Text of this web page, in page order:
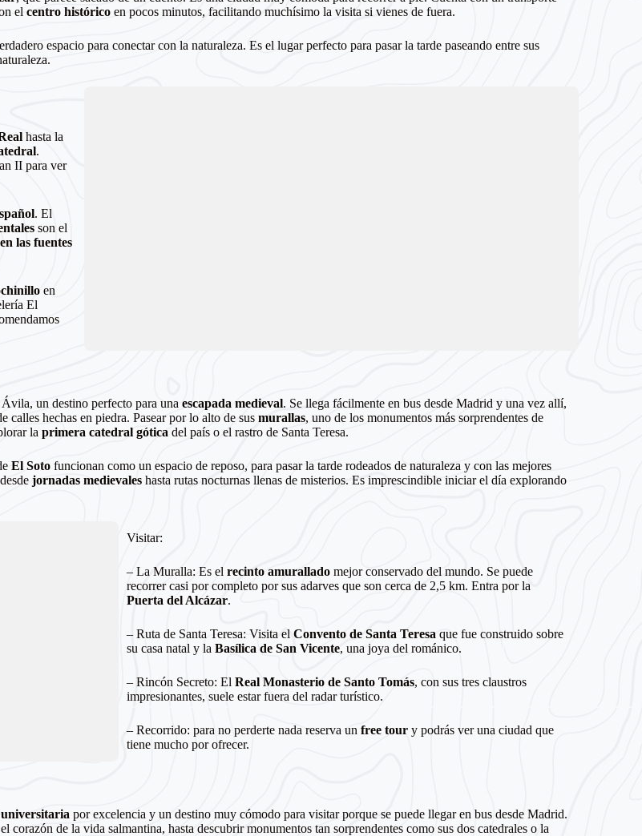
elcentro históricoen pocos minutos, facilitando muchísimo la visita si vienes de fuera.
espacio para conectar con la naturaleza. Es el lugar perfecto para pasar la tarde paseando entre sus
hasta la
.
II para ver
. El
son el
las fuentes
en
El
Ávila, un destino perfecto para unaescapada medieval. Se llega fácilmente en bus desde Madrid y una vez allí,
calles hechas en piedra. Pasear por lo alto de susmurallas, uno de los monumentos más sorprendentes de
laprimera catedral gótica del país o el rastro de Santa Teresa.
El Soto funcionan como un espacio de reposo, para pasar la tarde rodeados de naturaleza y con las mejores
jornadas medievales hasta rutas nocturnas llenas de misterios. Es imprescindible iniciar el día explorando
Visitar:
– La Muralla: Es el recinto amurallado mejor conservado del mundo. Se puede
recorrer casi por completo por sus adarves que son cerca de 2,5 km. Entra por la
Puerta del Alcázar.
– Ruta de Santa Teresa: Visita el Convento de Santa Teresa que fue construido sobre
su casa natal y la Basílica de San Vicente, una joya del románico.
– Rincón Secreto: El Real Monasterio de Santo Tomás, con sus tres claustros
impresionantes, suele estar fuera del radar turístico.
– Recorrido: para no perderte nada reserva un free tour y podrás ver una ciudad que
tiene mucho por ofrecer.
por excelencia y un destino muy cómodo para visitar porque se puede llegar en bus desde Madrid.
corazón de la vida salmantina, hasta descubrir monumentos tan sorprendentes como sus dos catedrales o la